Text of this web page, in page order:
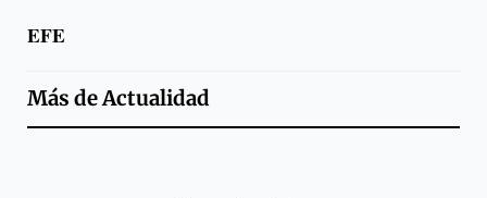
EFE
Más deActualidad